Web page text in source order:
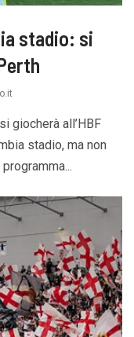
stadio: si
giocherà all’HBF
stadio, ma non